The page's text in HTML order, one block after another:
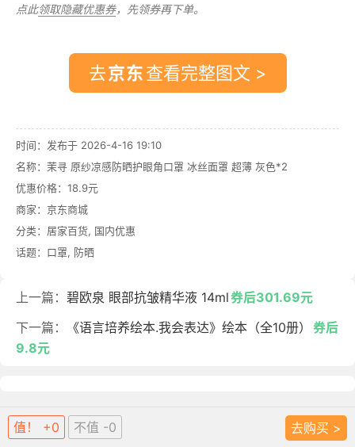
点此领取隐藏优惠券，先领券再下单。
去 查看完整图文 >
时间：发布于 2026-4-16 19:10
名称： 茉寻 原纱凉感防晒护眼角口罩 冰丝面罩 超薄 灰色*2
优惠价格： 18.9元
商家： 京东商城
分类： 居家百货, 国内优惠
话题： 口罩, 防晒
上一篇： 碧欧泉 眼部抗皱精华液 14ml券后301.69元
下一篇：
《语言培养绘本.我会表达》绘本（全10册） 券后
9.8元
值！ +0 不值 -0 去购买 >